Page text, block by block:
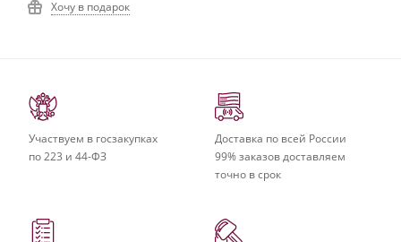
Хочу в подарок
Участвуем в госзакупках
по 223 и 44-ФЗ
Доставка по всей России
99% заказов доставляем
точно в срок